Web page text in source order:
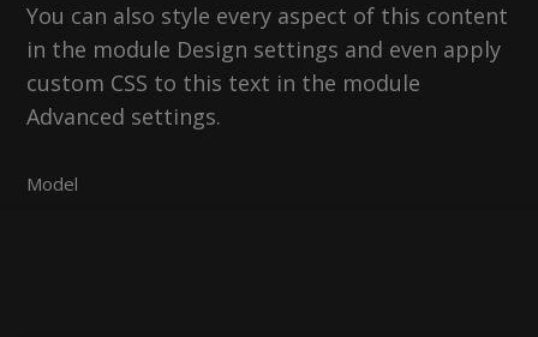
You can also style every aspect of this content
in the module Design settings and even apply
custom CSS to this text in the module
Advanced settings.
Model